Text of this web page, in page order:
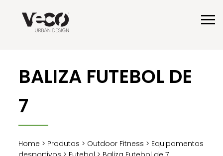
BALIZA FUTEBOL DE
7
Home > Produtos > Outdoor Fitness > Equipamentos